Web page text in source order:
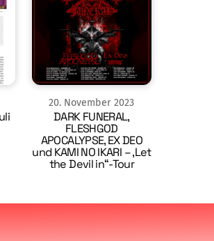
20. November 2023
DARK FUNERAL,
FLESHGOD
APOCALYPSE, EX DEO
und KAMI NO IKARI – ‚Let
the Devil in“-Tour